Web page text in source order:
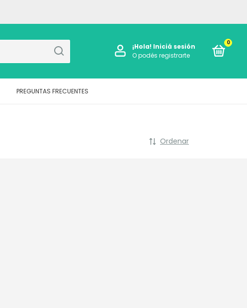
¡Hola! Iniciá sesión
O podés registrarte
0
PREGUNTAS FRECUENTES
Ordenar